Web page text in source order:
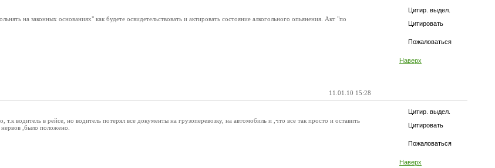
Цитир. выдел.
Цитировать
Пожаловаться
Наверх
на законных основаниях" как будете освидетельствовать и актировать состояние алкогольного опьянения. Акт "по
11.01.10 15:28
Цитир. выдел.
Цитировать
Пожаловаться
Наверх
т.к водитель в рейсе, но водитель потерял все документы на грузоперевозку, на автомобиль и ,что все так просто и оставить
нервов ,было положено.